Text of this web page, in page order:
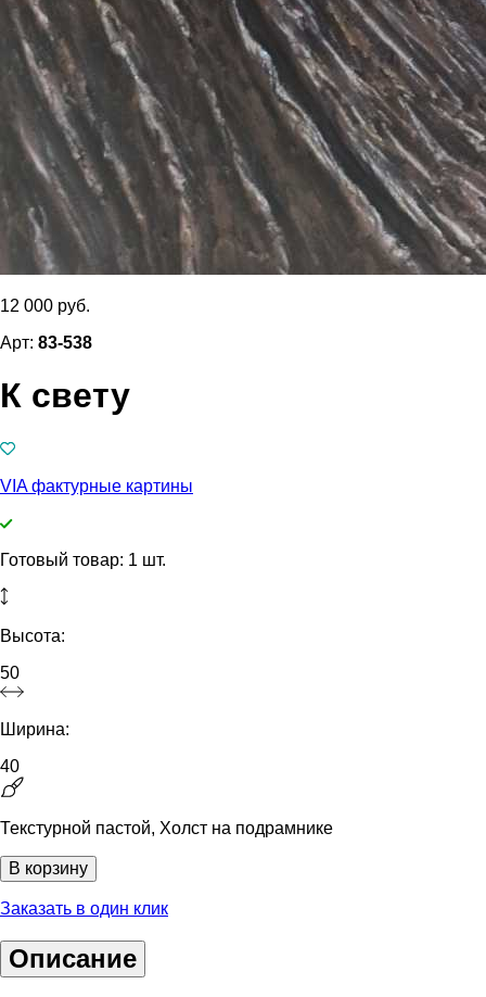
12 000 руб.
Арт: 83-538
К свету
VIA фактурные картины
Готовый товар: 1 шт.
Высота:
50
Ширина:
40
Текстурной пастой, Холст на подрамнике
В корзину
Заказать в один клик
Описание